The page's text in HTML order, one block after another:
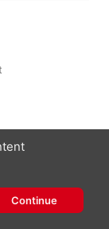
des
Continue